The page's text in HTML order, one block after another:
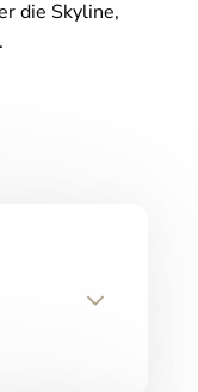
die Skyline,